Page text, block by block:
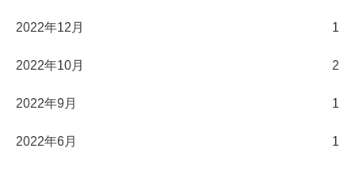
2022年12月 1
2022年10月 2
2022年9月 1
2022年6月 1